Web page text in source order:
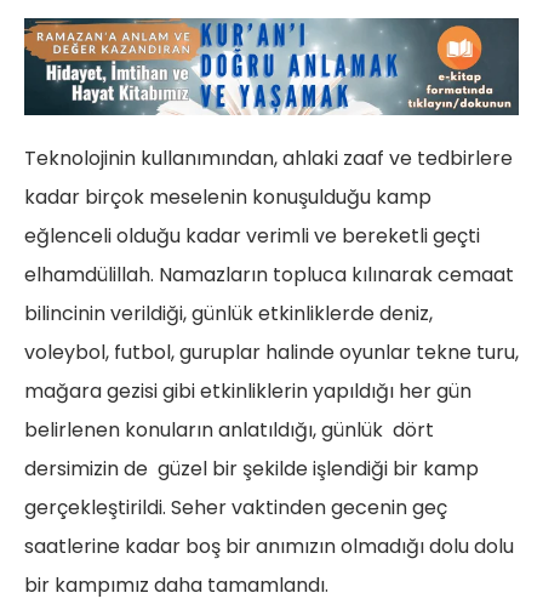
Teknolojinin kullanımından, ahlaki zaaf ve tedbirlere
kadar birçok meselenin konuşulduğu kamp
eğlenceli olduğu kadar verimli ve bereketli geçti
elhamdülillah. Namazların topluca kılınarak cemaat
bilincinin verildiği, günlük etkinliklerde deniz,
voleybol, futbol, guruplar halinde oyunlar tekne turu,
mağara gezisi gibi etkinliklerin yapıldığı her gün
belirlenen konuların anlatıldığı, günlük dört
dersimizin de güzel bir şekilde işlendiği bir kamp
gerçekleştirildi. Seher vaktinden gecenin geç
saatlerine kadar boş bir anımızın olmadığı dolu dolu
bir kampımız daha tamamlandı.